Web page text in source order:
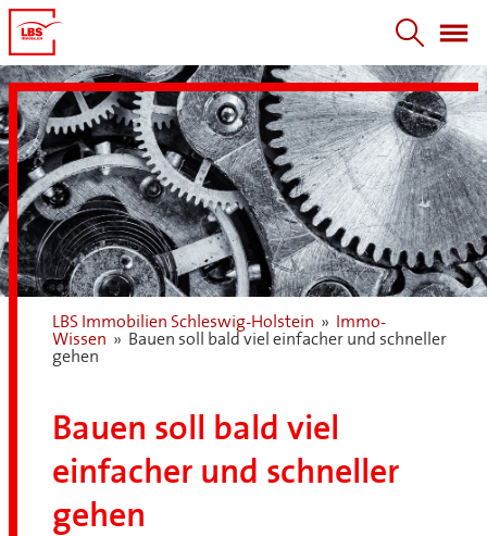
LBS Immobilien Schleswig-Holstein »
Immo-
Wissen » Bauen soll bald viel einfacher und schneller
gehen
Bauen soll bald viel
einfacher und schneller
gehen